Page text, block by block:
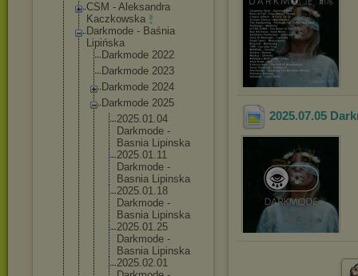
CSM - Aleksandra
Kaczkowska
Darkmode - Baśnia
Lipińska
Darkmode 2022
Darkmode 2023
Darkmode 2024
Darkmode 2025
2025.01.04
Darkmode -
Basnia Lipinska
2025.01.11
Darkmode -
Basnia Lipinska
2025.01.18
Darkmode -
Basnia Lipinska
2025.01.25
Darkmode -
Basnia Lipinska
2025.02.01
2025.07.05